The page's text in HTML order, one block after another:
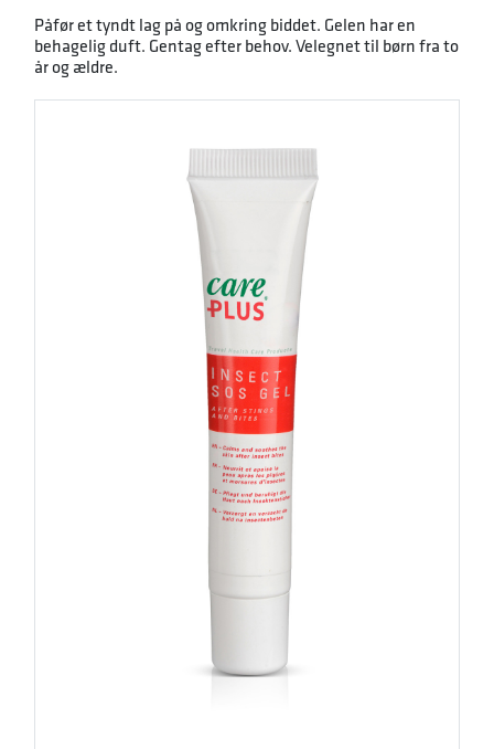
Påfør et tyndt lag på og omkring biddet. Gelen har en
behagelig duft. Gentag efter behov. Velegnet til børn fra to
år og ældre.